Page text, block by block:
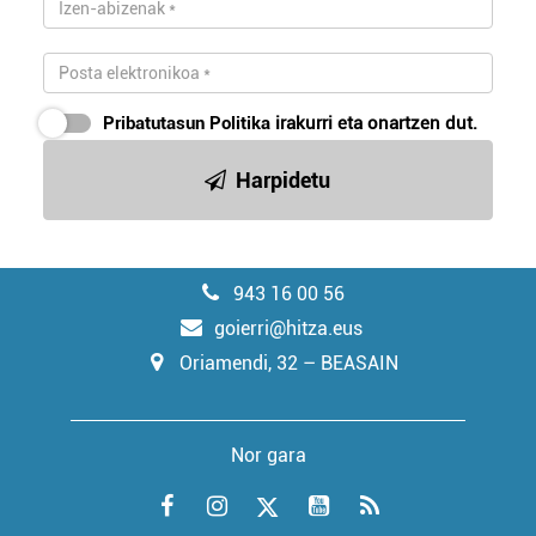
Pribatutasun Politika irakurri eta onartzen dut.
Harpidetu
943 16 00 56
goierri@hitza.eus
Oriamendi, 32 – BEASAIN
Nor gara